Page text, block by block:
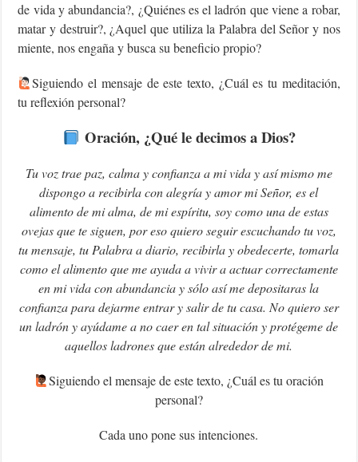
de vida y abundancia?, ¿Quiénes es el ladrón que viene a robar,
matar y destruir?, ¿Aquel que utiliza la Palabra del Señor y nos
miente, nos engaña y busca su beneficio propio?
Siguiendo el mensaje de este texto, ¿Cuál es tu meditación,
tu reflexión personal?
Oración, ¿Qué le decimos a Dios?
Tu voz trae paz, calma y confianza a mi vida y así mismo me
dispongo a recibirla con alegría y amor mi Señor, es el
alimento de mi alma, de mi espíritu, soy como una de estas
ovejas que te siguen, por eso quiero seguir escuchando tu voz,
tu mensaje, tu Palabra a diario, recibirla y obedecerte, tomarla
como el alimento que me ayuda a vivir a actuar correctamente
en mi vida con abundancia y sólo así me depositaras la
confianza para dejarme entrar y salir de tu casa. No quiero ser
un ladrón y ayúdame a no caer en tal situación y protégeme de
aquellos ladrones que están alrededor de mi.
‍Siguiendo el mensaje de este texto, ¿Cuál es tu oración
personal?
Cada uno pone sus intenciones.